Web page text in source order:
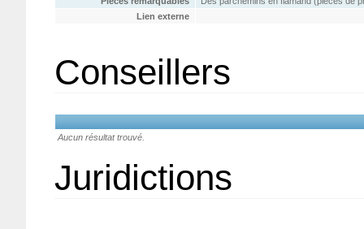
Lien externe
Conseillers
Aucun résultat trouvé.
Juridictions